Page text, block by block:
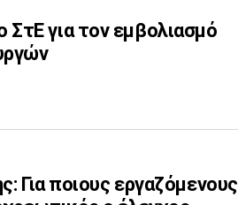
για τον εμβολιασμό
Για ποιους εργαζόμενους